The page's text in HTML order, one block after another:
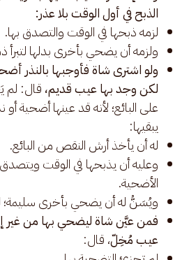
الذبح في أول الوقت بلا عذر:
لزمه ذبحها في الوقت والتصدق بها.
ولزمه أن يضحي بأخرى بدلها لتبرأ
ولو اشترى شاة فأوجبها بالنذر
لكن وجد بها عيب قديم، قال: لم
على البائع؛ لأنه قد عينها أضحية أو
يبقيها:
له أن يأخذ أرش النقص من البائع.
وعليه أن يذبحها في الوقت ويتصدق
الأضحية.
ويُسَنُّ له أن يضحي بأخرى سليمة؛
فمن عيَّن شاة ليضحي بها من غير
عيب مُخِلّ، قال: